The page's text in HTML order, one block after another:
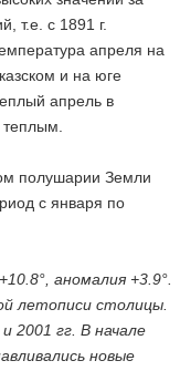
т.е. с 1891 г.
апреля на
и на юге
апрель в
полушарии Земли
с января по
аномалия +3.9°.
летописи столицы.
2001 гг. В начале
новые